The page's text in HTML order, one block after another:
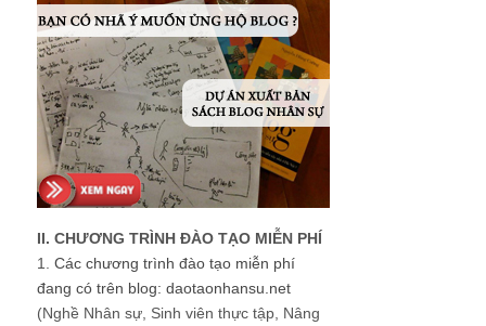
II. CHƯƠNG TRÌNH ĐÀO TẠO MIỄN PHÍ
1. Các chương trình đào tạo miễn phí
đang có trên blog: daotaonhansu.net
(Nghề Nhân sự, Sinh viên thực tập, Nâng